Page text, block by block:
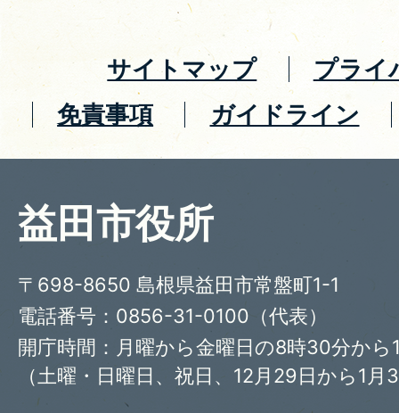
サイトマップ
プライ
免責事項
ガイドライン
益田市役所
〒698-8650 島根県益田市常盤町1-1
電話番号：0856-31-0100（代表）
開庁時間：月曜から金曜日の8時30分から
（土曜・日曜日、祝日、12月29日から1月